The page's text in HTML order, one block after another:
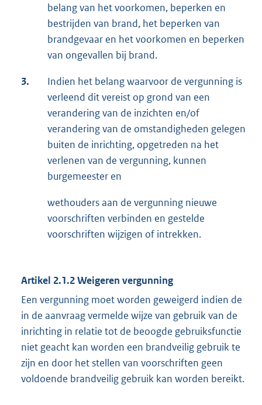
belang van het voorkomen, beperken en
bestrijden van brand, het beperken van
brandgevaar en het voorkomen en beperken
van ongevallen bij brand.
3.
Indien het belang waarvoor de vergunning is
verleend dit vereist op grond van een
verandering van de inzichten en/of
verandering van de omstandigheden gelegen
buiten de inrichting, opgetreden na het
verlenen van de vergunning, kunnen
burgemeester en
wethouders aan de vergunning nieuwe
voorschriften verbinden en gestelde
voorschriften wijzigen of intrekken.
Artikel 2.1.2 Weigeren vergunning
Een vergunning moet worden geweigerd indien de
in de aanvraag vermelde wijze van gebruik van de
inrichting in relatie tot de beoogde gebruiksfunctie
niet geacht kan worden een brandveilig gebruik te
zijn en door het stellen van voorschriften geen
voldoende brandveilig gebruik kan worden bereikt.